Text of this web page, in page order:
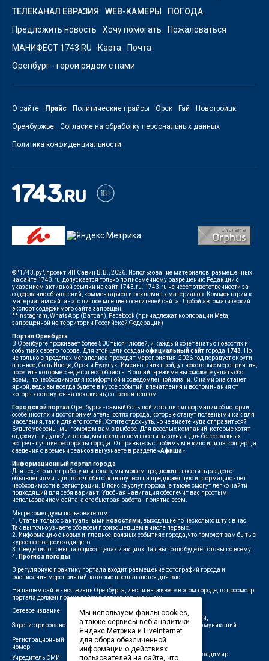
ТЕЛЕКАНАЛ ЕВРАЗИЯ
WEB-КАМЕРЫ
ПОГОДА
Предложить новость
Хочу помогать
Пожаловаться
МАНИФЕСТ 1743.RU
Карта
Почта
Оренбург - герои рядом с нами
О сайте Прайс Политические прайсы Орск Гай Новотроицк
Оренбуржье Согласие на обработку персональных данных
Политика конфиденциальности
© "1743.ру", проект ИП Савин В.В., 2026. Использование материалов, размещенных
на сайте 1743.ru, допускается только по письменному разрешению Редакции с
указанием активной ссылки на сайт 1743.ru. 1743.ru не несет ответственности за
содержание объявлений, комментариев и рекламных материалов. Комментарии к
материалам сайта - это личное мнение посетителей сайта. Любой автоматический
экспорт содержимого сайта запрещен.
**Instagram, WhatsApp (Ватсап), Facebook (принадлежат корпорации Meta,
запрещенной на территории Российской Федерации)
Портал Оренбурга
В Оренбурге проживает более 500 тысяч людей, и каждый хочет знать о новостях и
событиях своего города. Для этой цели создан официальный сайт города 1743 . Но
не только в пределах мегаполиса проходят мероприятия, 2026 год порадует округи,
а точнее, Соль-Илецк, Орск и Бузулук. Именно в них пройдут некоторые мероприятия,
посетить которые съедется вся область. В онлайн-режиме вы сможете узнать обо
всем, что необходимо для комфортной и осведомленной жизни. С нами она станет
яркой, ведь вы всегда будете в курсе событий, впечатления и воспоминания от
которых останутся на всю жизнь, согревая теплом.
Городской портал Оренбурга - самый большой источник информации об истории,
особенностях и достопримечательностях города, которые станут полезными как для
населения, так и для его гостей. Хотите отдохнуть, но не знаете куда отправиться?
Будьте уверены, мы поможем вам в выборе. Для веселых компаний, которые хотят
отдохнуть и душой, и телом, мы предлагаем посетить сауну, а для более важных
встреч - лучшие рестораны города. Отправьтесь с любимым в кино или на концерт, а
сведения о времени сеансов вы узнаете в разделе«Афиша»
Информационный портал города
Для тех, кто ищет работу или товар, мы можем предложить посетить раздел с
объявлениями. Для того чтобы откликнуться на предложенную информацию - нет
необходимости в регистрации. В поиске услуг горожане также смогут легко найти
подходящий для себя вариант. Удобная навигация обеспечит вас простым
использованием сайта, а его быстрая работа - приятна всем.
Мы рекомендуем пользователям:
1. Статьи только с актуальными новостями , выходящие по несколько штук в час.
Так вы точно узнаете обо всем произошедшем в числе первых.
2. Информацию о новых и, главное, важных событиях города, что поможет вам быть в
курсе всего происходящего.
3. Сведения о повышающихся ценах и акциях. Так вы точно будете готовы ко всему.
4.
Прогноз погоды
В регулярную практику портала входит размещение фотографий города и
расписания мероприятий, которые предлагаются для вас.
На нашем сайте - вся жизнь Оренбурга, и если вы живете в этом городе, то просмотр
портала должен прочно войти в повседневную жизнь.
Сетевое издание
"1743"
Зарегистрировано
Федеральной службой по надзору в сфере связи,
информационных технологий и массовых коммуникаций
(Роскомнадзор)
Регистрационный
номер
ЭЛ № ФС 77-75960 от 19.06.2019 г.
Учредитель СМИ
Индивидуальный предприниматель Савин Владимир
Мы используем файлы cookies,
а также сервисы веб-аналитики
Яндекс.Метрика и LiveInternet
для сбора обезличенной
информации о действиях
пользователей на сайте, что